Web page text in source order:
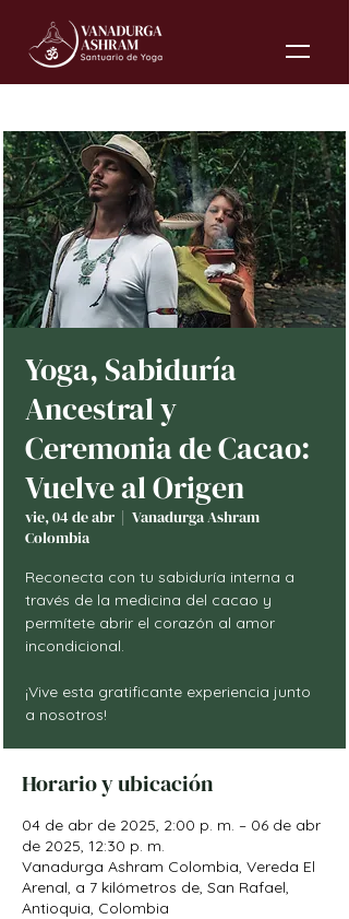
Yoga, Sabiduría
Ancestral y
Ceremonia de Cacao:
Vuelve al Origen
vie, 04 de abr
  |
Vanadurga Ashram
Colombia
Reconecta con tu sabiduría interna a
través de la medicina del cacao y
permítete abrir el corazón al amor
incondicional.
¡Vive esta gratificante experiencia junto
a nosotros!
Horario y ubicación
04 de abr de 2025, 2:00 p. m. – 06 de abr
de 2025, 12:30 p. m.
Vanadurga Ashram Colombia, Vereda El
Arenal, a 7 kilómetros de, San Rafael,
Antioquia, Colombia